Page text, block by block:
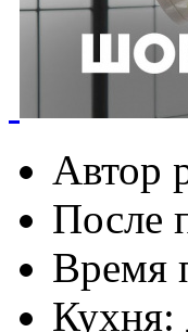
Автор
После
Время